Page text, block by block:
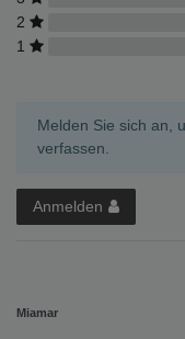
2
1
Melden Sie sich an,
verfassen.
Anmelden
Miamar